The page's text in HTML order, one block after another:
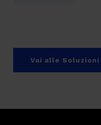
Vai alle Soluzioni